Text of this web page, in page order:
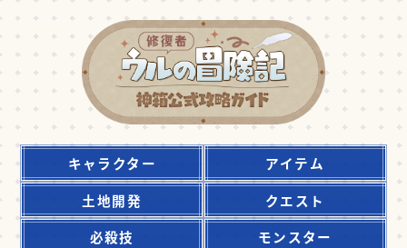
キャラクター
アイテム
土地開発
クエスト
必殺技
モンスター